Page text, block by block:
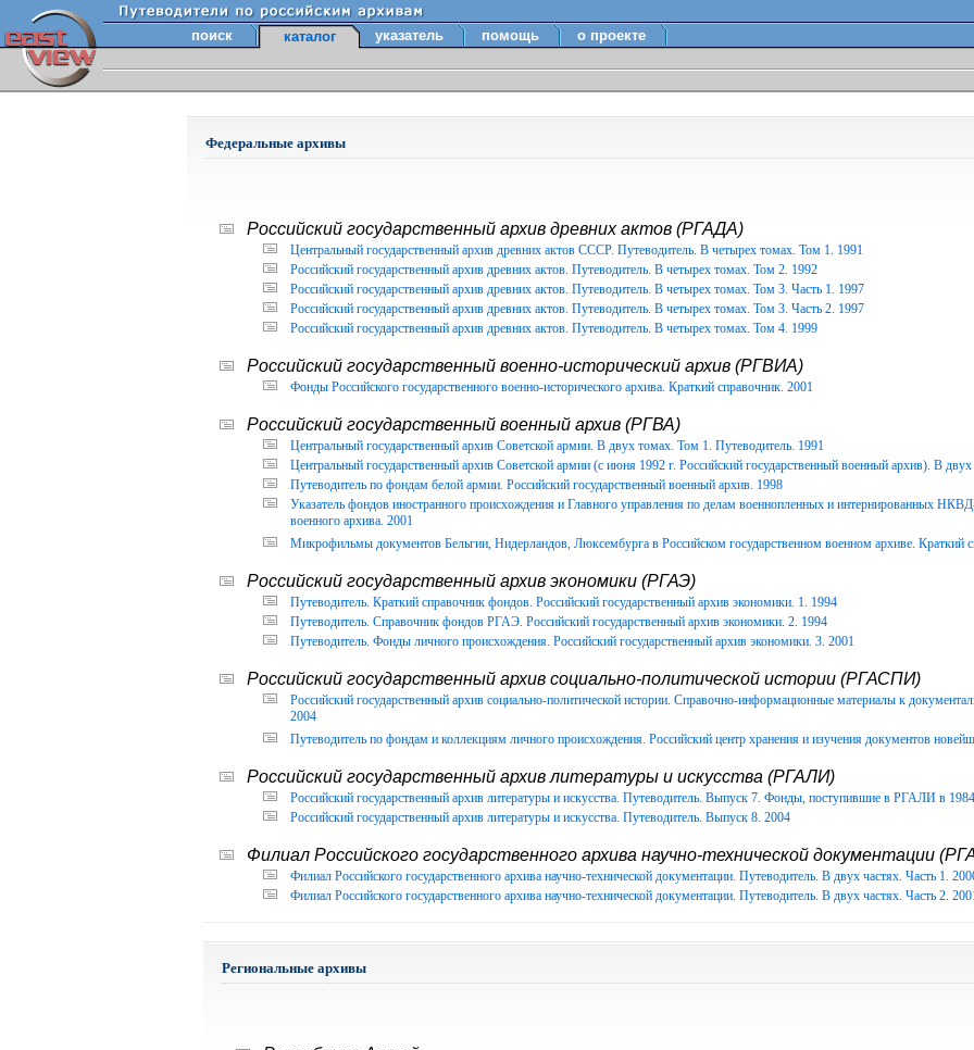
поиск каталог указатель помощь о проекте
Федеральные архивы
Российский государственный архив древних актов (РГАДА)
Центральный государственный архив древних актов СССР. Путеводитель. В четырех томах. Том 1. 1991
Российский государственный архив древних актов. Путеводитель. В четырех томах. Том 2. 1992
Российский государственный архив древних актов. Путеводитель. В четырех томах. Том 3. Часть 1. 1997
Российский государственный архив древних актов. Путеводитель. В четырех томах. Том 3. Часть 2. 1997
Российский государственный архив древних актов. Путеводитель. В четырех томах. Том 4. 1999
Российский государственный военно-исторический архив (РГВИА)
Фонды Российского государственного военно-исторического архива. Краткий справочник. 2001
Российский государственный военный архив (РГВА)
Центральный государственный архив Советской армии. В двух томах. Том 1. Путеводитель. 1991
Центральный государственный архив Советской армии (с июня 1992 г. Российский государственный военный архив). В
Путеводитель по фондам белой армии. Российский государственный военный архив. 1998
Указатель фондов иностранного происхождения и Главного управления по делам военнопленных и интернированных
военного архива. 2001
Микрофильмы документов Бельгии, Нидерландов, Люксембурга в Российском государственном военном архиве. Краткий
Российский государственный архив экономики (РГАЭ)
Путеводитель. Краткий справочник фондов. Российский государственный архив экономики. 1. 1994
Путеводитель. Справочник фондов РГАЭ. Российский государственный архив экономики. 2. 1994
Путеводитель. Фонды личного происхождения. Российский государственный архив экономики. 3. 2001
Российский государственный архив социально-политической истории (РГАСПИ)
Российский государственный архив социально-политической истории. Справочно-информационные материалы к
2004
Путеводитель по фондам и коллекциям личного происхождения. Российский центр хранения и изучения документов
Российский государственный архив литературы и искусства (РГАЛИ)
Российский государственный архив литературы и искусства. Путеводитель. Выпуск 7. Фонды, поступившие в РГАЛИ в
Российский государственный архив литературы и искусства. Путеводитель. Выпуск 8. 2004
Филиал Российского государственного архива научно-технической документации
Филиал Российского государственного архива научно-технической документации. Путеводитель. В двух частях. Часть 1.
Филиал Российского государственного архива научно-технической документации. Путеводитель. В двух частях. Часть 2.
Региональные архивы